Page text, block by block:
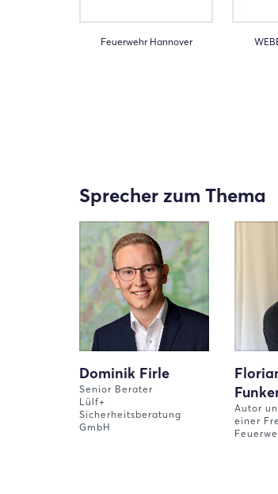
Feuerwehr Hannover
Sprecher zum Thema
Dominik Firle
Senior Berater
Lülf+
Sicherheitsberatung
GmbH
Autor
einer